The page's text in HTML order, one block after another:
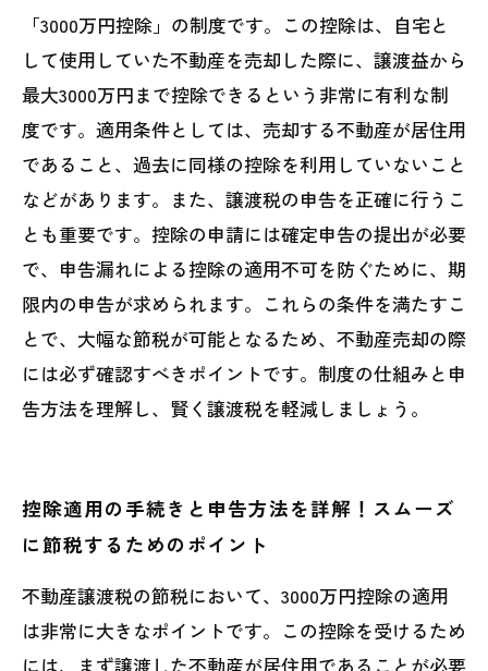
「3000万円控除」の制度です。この控除は、自宅と
して使用していた不動産を売却した際に、譲渡益から
最大3000万円まで控除できるという非常に有利な制
度です。適用条件としては、売却する不動産が居住用
であること、過去に同様の控除を利用していないこと
などがあります。また、譲渡税の申告を正確に行うこ
とも重要です。控除の申請には確定申告の提出が必要
で、申告漏れによる控除の適用不可を防ぐために、期
限内の申告が求められます。これらの条件を満たすこ
とで、大幅な節税が可能となるため、不動産売却の際
には必ず確認すべきポイントです。制度の仕組みと申
告方法を理解し、賢く譲渡税を軽減しましょう。
控除適用の手続きと申告方法を詳解！スムーズ
に節税するためのポイント
不動産譲渡税の節税において、3000万円控除の適用
は非常に大きなポイントです。この控除を受けるため
には、まず譲渡した不動産が居住用であることが必要